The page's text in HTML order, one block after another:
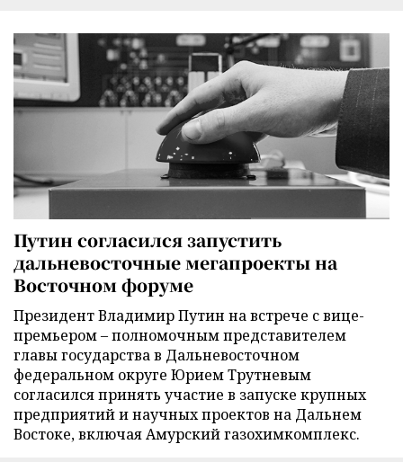
Путин согласился запустить
дальневосточные мегапроекты на
Восточном форуме
Президент Владимир Путин на встрече с вице-
премьером – полномочным представителем
главы государства в Дальневосточном
федеральном округе Юрием Трутневым
согласился принять участие в запуске крупных
предприятий и научных проектов на Дальнем
Востоке, включая Амурский газохимкомплекс.